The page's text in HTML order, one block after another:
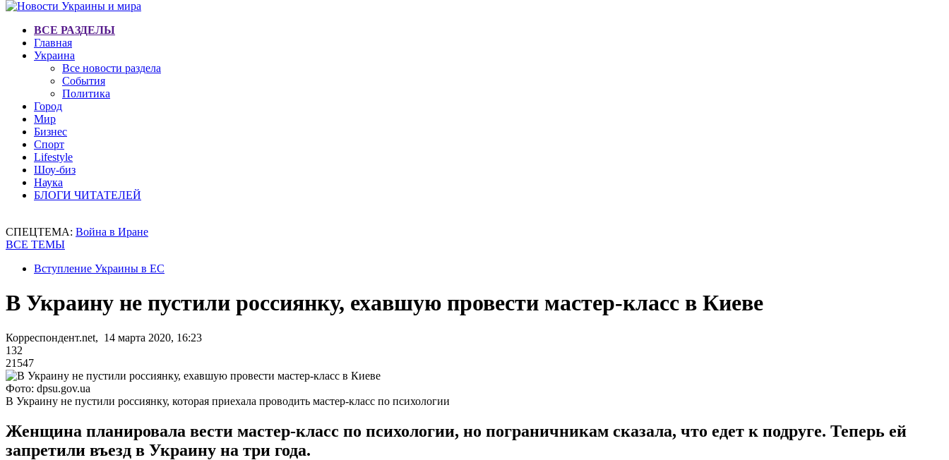
ВСЕ РАЗДЕЛЫ
Главная
Украина
Все новости раздела
События
Политика
Город
Мир
Бизнес
Спорт
Lifestyle
Шоу-биз
Наука
БЛОГИ ЧИТАТЕЛЕЙ
СПЕЦТЕМА: Война в Иране
ВСЕ ТЕМЫ
Вступление Украины в ЕС
В Украину не пустили россиянку, ехавшую провести мастер-класс в Киеве
Корреспондент.net, 14 марта 2020, 16:23
132
21547
Фото: dpsu.gov.ua
В Украину не пустили россиянку, которая приехала проводить мастер-класс по психологии
Женщина планировала вести мастер-класс по психологии, но пограничникам сказала, что едет к подруге. Теперь ей
запретили въезд в Украину на три года.